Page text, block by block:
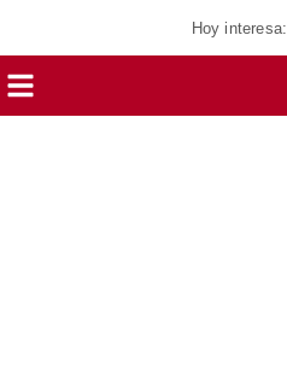
Hoy interesa: